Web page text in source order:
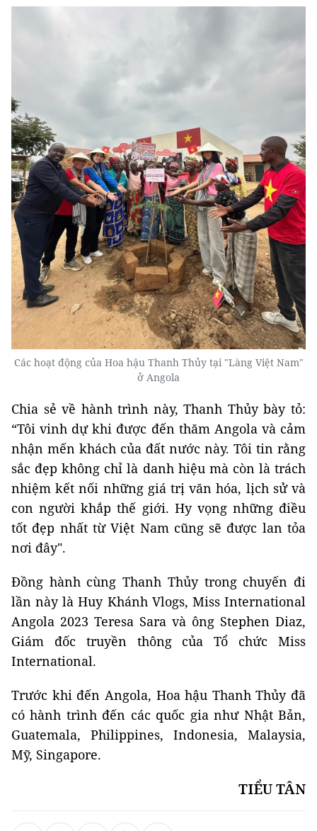
Các hoạt động của Hoa hậu Thanh Thủy tại "Làng Việt Nam"
ở Angola
Chia sẻ về hành trình này, Thanh Thủy bày tỏ:
“Tôi vinh dự khi được đến thăm Angola và cảm
nhận mến khách của đất nước này. Tôi tin rằng
sắc đẹp không chỉ là danh hiệu mà còn là trách
nhiệm kết nối những giá trị văn hóa, lịch sử và
con người khắp thế giới. Hy vọng những điều
tốt đẹp nhất từ Việt Nam cũng sẽ được lan tỏa
nơi đây".
Đồng hành cùng Thanh Thủy trong chuyến đi
lần này là Huy Khánh Vlogs, Miss International
Angola 2023 Teresa Sara và ông Stephen Diaz,
Giám đốc truyền thông của Tổ chức Miss
International.
Trước khi đến Angola, Hoa hậu Thanh Thủy đã
có hành trình đến các quốc gia như Nhật Bản,
Guatemala, Philippines, Indonesia, Malaysia,
Mỹ, Singapore.
TIỂU TÂN